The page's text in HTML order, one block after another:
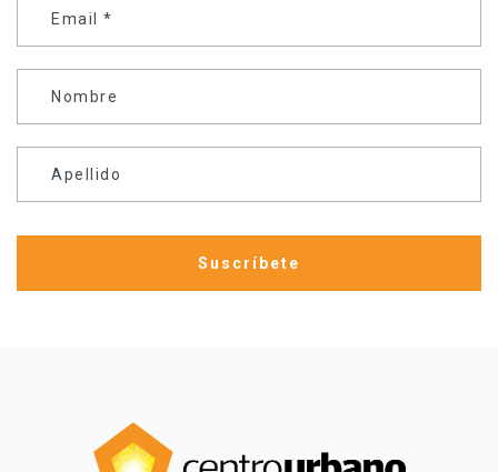
Email *
Nombre
Apellido